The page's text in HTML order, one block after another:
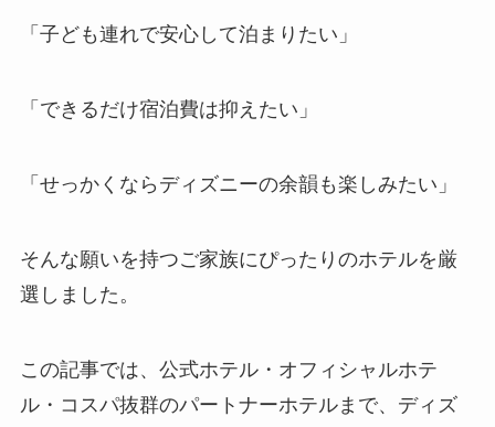
「子ども連れで安心して泊まりたい」
「できるだけ宿泊費は抑えたい」
「せっかくならディズニーの余韻も楽しみたい」
そんな願いを持つご家族にぴったりのホテルを厳
選しました。
この記事では、公式ホテル・オフィシャルホテ
ル・コスパ抜群のパートナーホテルまで、ディズ